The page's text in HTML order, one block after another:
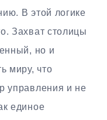
В этой логике
Захват столицы
но и
миру, что
управления и не
единое